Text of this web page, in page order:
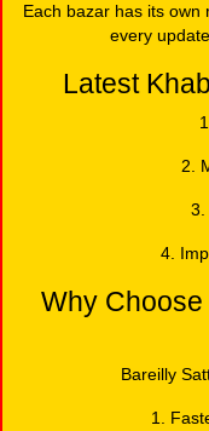
Each bazar has its
every
Latest
2.
3.
4.
Why
Bareilly
1.